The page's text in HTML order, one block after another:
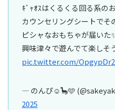
ｷﾞｬｵｽはくるくる回る系の
カウンセリングシートでそ
ピシャなおもちゃが届いた
興味津々で遊んでて楽し
pic.twitter.com/
— のんぴ☺︎🦕🩵
2025